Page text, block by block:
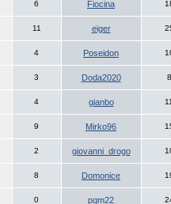
6 Fiocina
11 eiger
4 Poseidon
3 Doda2020
4 gianbo
9 Mirko96
2 giovanni_drogo
8 Domonice
0 pgm22